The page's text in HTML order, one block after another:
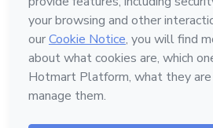
Conoce Hotmart
Idioma
Español